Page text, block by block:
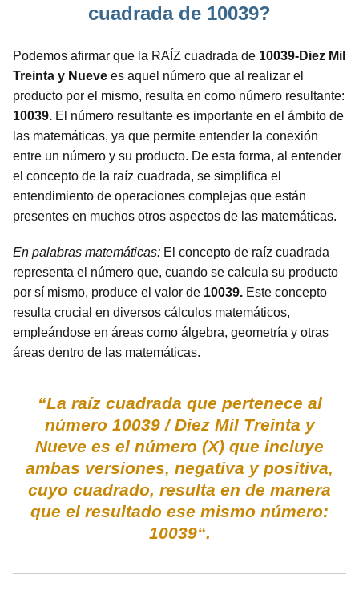
cuadrada de 10039?
Podemos afirmar que la RAÍZ cuadrada de 10039-Diez Mil
Treinta y Nueve es aquel número que al realizar el
producto por el mismo, resulta en como número resultante:
10039. El número resultante es importante en el ámbito de
las matemáticas, ya que permite entender la conexión
entre un número y su producto. De esta forma, al entender
el concepto de la raíz cuadrada, se simplifica el
entendimiento de operaciones complejas que están
presentes en muchos otros aspectos de las matemáticas.
En palabras matemáticas: El concepto de raíz cuadrada
representa el número que, cuando se calcula su producto
por sí mismo, produce el valor de 10039. Este concepto
resulta crucial en diversos cálculos matemáticos,
empleándose en áreas como álgebra, geometría y otras
áreas dentro de las matemáticas.
“La raíz cuadrada que pertenece al
número 10039 / Diez Mil Treinta y
Nueve es el número (X) que incluye
ambas versiones, negativa y positiva,
cuyo cuadrado, resulta en de manera
que el resultado ese mismo número:
10039“.